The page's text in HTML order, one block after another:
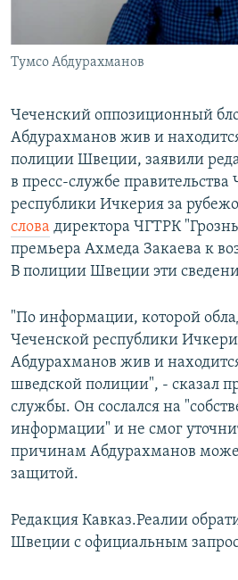
Все сайты РСЕ/РС
Тумсо Абдурахманов
Чеченский оппозиционный
Абдурахманов жив и
полиции Швеции, заявили
в пресс-службе правительства
республики Ичкерия за
слова директора ЧГТРК
премьера Ахмеда Закаева к
В полиции Швеции эти
"По информации, которой
Чеченской республики
Абдурахманов жив и
шведской полиции", - сказал
службы. Он сослался на
информации" и не смог
причинам Абдурахманов
защитой.
Редакция Кавказ.Реалии
Швеции с официальным